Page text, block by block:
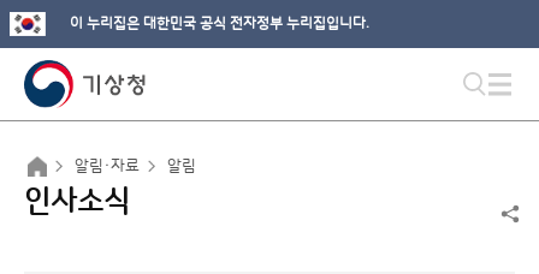
이 누리집은 대한민국 공식 전자정부 누리집입니다.
알림·자료 알림
인사소식